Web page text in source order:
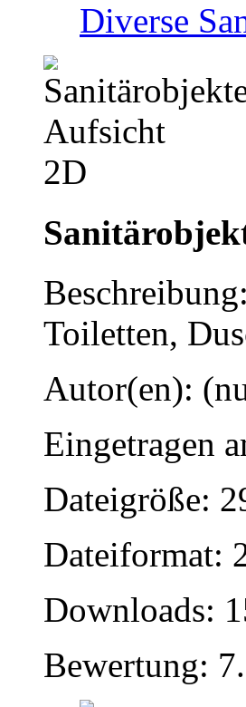
Diverse
Toiletten,
Autor(en):
Eingetragen
Dateigröße:
Dateiformat:
Downloads:
Bewertung: